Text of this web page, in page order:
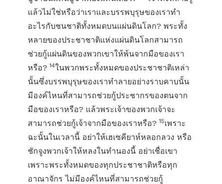
แล้วไม่ใช่หรือว่าเราและบรรพบุรุษของเราทำ
อะไรกับชนชาติทั้งหมดบนแผ่นดินโลก? พระทั้ง
หลายของประชาชาติแห่งแผ่นดินโลกสามารถ
ช่วยกู้แผ่นดินของพวกเขาให้พ้นจากมือของเรา
หรือ?14ในพวกพระทั้งหมดของประชาชาติเหล่า
นั้นซึ่งบรรพบุรุษของเราทำลายอย่างราบคาบนั้น
มีองค์ไหนที่สามารถช่วยกู้ประชากรของตนจาก
มือของเราหรือ? แล้วพระเจ้าของพวกเจ้าจะ
สามารถช่วยกู้เจ้าจากมือของเราหรือ?15เพราะ
ฉะนั้นในเวลานี้ อย่าให้เฮเซคียาห์หลอกลวง หรือ
ชักจูงพวกเจ้าให้หลงในทำนองนี้ อย่าเชื่อเขา
เพราะพระทั้งหมดของทุกประชาชาติหรือทุก
อาณาจักร ไม่มีองค์ไหนที่สามารถช่วยกู้